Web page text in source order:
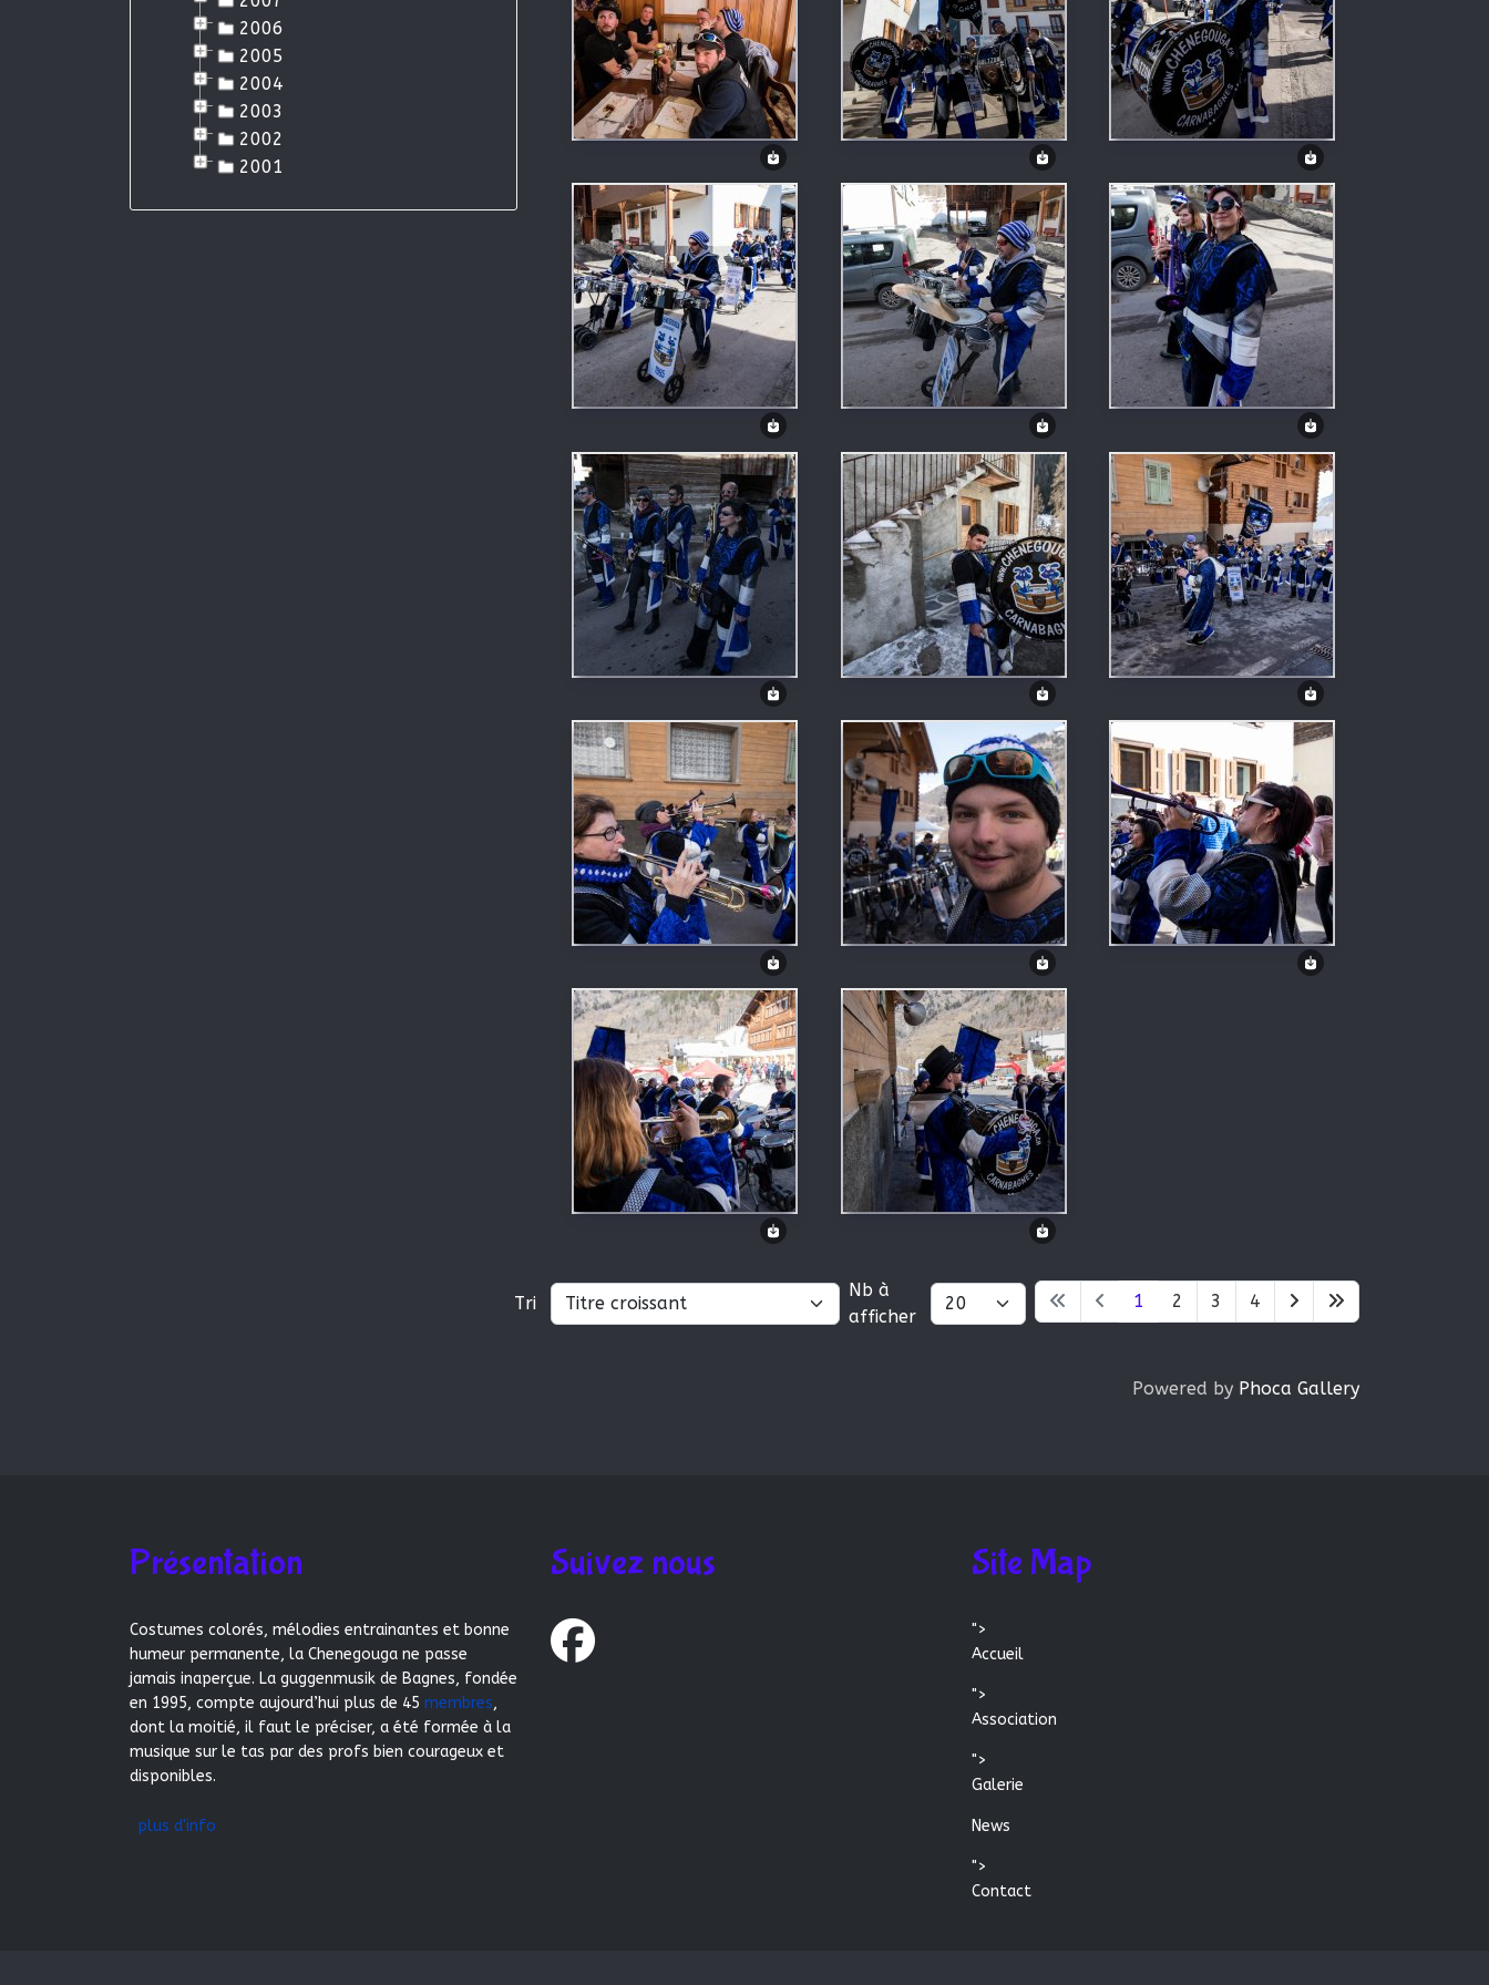
2006
2005
2004
2003
2002
2001
Tri
Nb à
afficher
1 2 3 4
Powered by Phoca Gallery
Présentation
Costumes colorés, mélodies entrainantes et bonne
humeur permanente, la Chenegouga ne passe
jamais inaperçue. La guggenmusik de Bagnes, fondée
en 1995, compte aujourd’hui plus de 45 membres,
dont la moitié, il faut le préciser, a été formée à la
musique sur le tas par des profs bien courageux et
disponibles.
plus d'info
Suivez nous Site Map
">
Accueil
">
Association
">
Galerie
News
">
Contact